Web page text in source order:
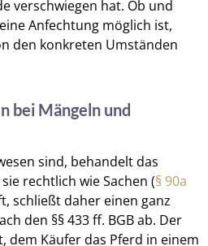
verschwiegen hat. Ob und
Anfechtung möglich ist,
den konkreten Umständen
bei Mängeln und
sind, behandelt das
rechtlich wie Sachen (§ 90a
schließt daher einen ganz
den §§ 433 ff. BGB ab. Der
dem Käufer das Pferd in einem